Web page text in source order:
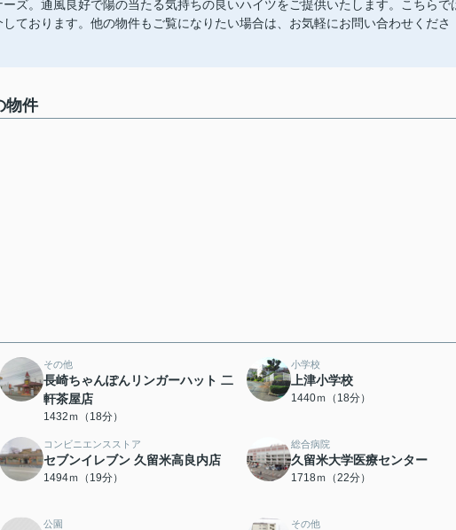
ズ。通風良好で陽の当たる気持ちの良いハイツをご提供いたします。こちらで
ております。他の物件もご覧になりたい場合は、お気軽にお問い合わせくださ
物件
その他
長崎ちゃんぽんリンガーハット 二
軒茶屋店
1432ｍ（18分）
小学校
上津小学校
1440ｍ（18分）
コンビニエンスストア
セブンイレブン 久留米高良内店
1494ｍ（19分）
総合病院
久留米大学医療センター
1718ｍ（22分）
公園 その他